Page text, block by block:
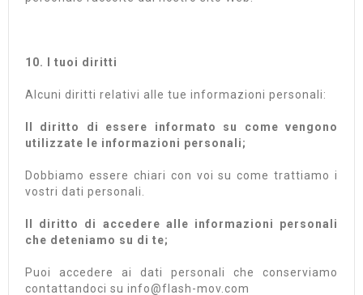
10. I tuoi diritti
Alcuni diritti relativi alle tue informazioni personali:
Il diritto di essere informato su come vengono
utilizzate le informazioni personali;
Dobbiamo essere chiari con voi su come trattiamo i
vostri dati personali.
Il diritto di accedere alle informazioni personali
che deteniamo su di te;
Puoi accedere ai dati personali che conserviamo
contattandoci su info@flash-mov.com